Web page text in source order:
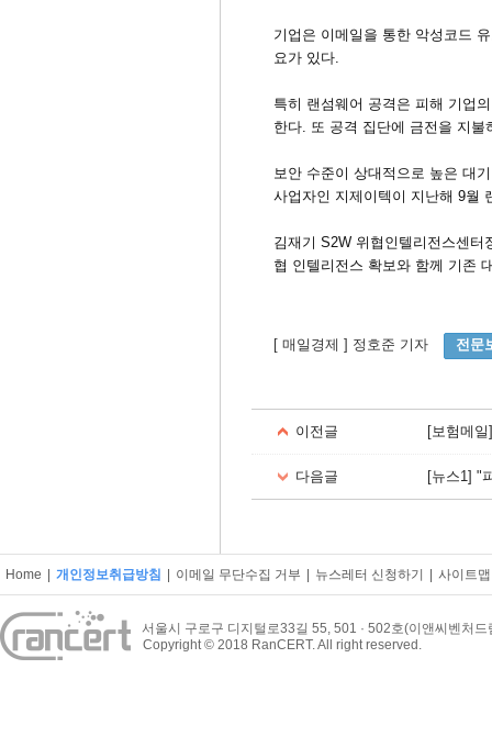
기업은 이메일을 통한 악성코드
요가 있다.
특히 랜섬웨어 공격은 피해 기업
한다. 또 공격 집단에 금전을 지
보안 수준이 상대적으로 높은 대
사업자인 지제이텍이 지난해 9월
김재기 S2W 위협인텔리전스센
협 인텔리전스 확보와 함께 기존
[ 매일경제 ] 정호준 기자 전문
이전글 [보험메
다음글 [뉴스1] "
Home | 개인정보취급방침 | 이메일 무단수집 거부 | 뉴스레터 신청하기 | 사이트맵
서울시 구로구 디지털로33길 55, 501 · 502호(이앤씨벤처드
Copyright © 2018 RanCERT. All right reserved.